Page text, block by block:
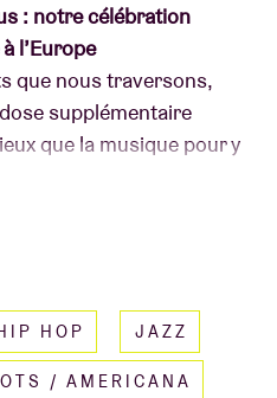
: notre célébration
l’Europe
que nous traversons,
supplémentaire
que la musique pour y
Journée de l’Europe, AB
les talents
votre chance de
les plus
HOP JAZZ
/ AMERICANA